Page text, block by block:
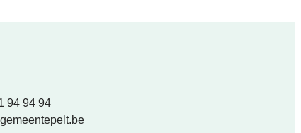
94 94 94
gemeentepelt.be